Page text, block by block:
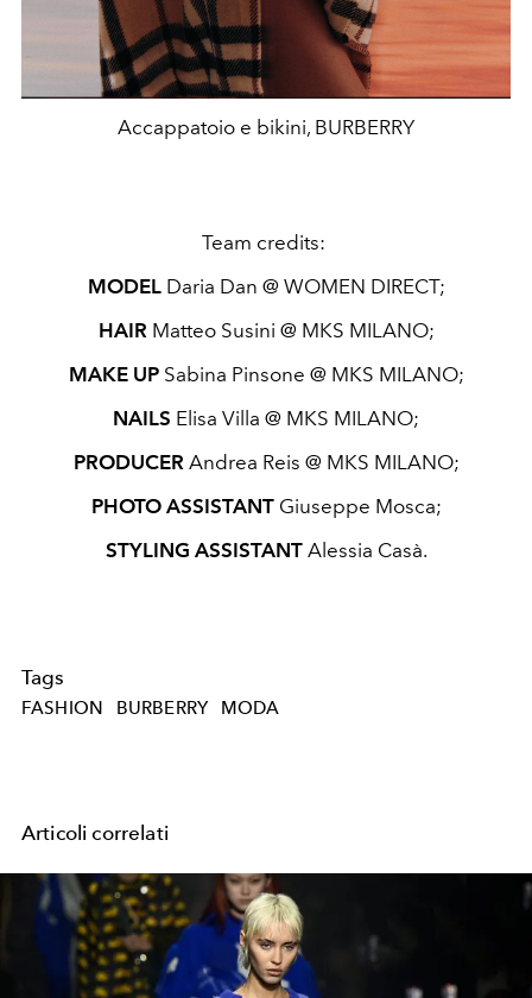
Accappatoio e bikini, BURBERRY
Team credits:
MODELDaria Dan @ WOMEN DIRECT;
HAIRMatteo Susini @ MKS MILANO;
MAKE UPSabina Pinsone @ MKS MILANO;
NAILS Elisa Villa @ MKS MILANO;
PRODUCERAndrea Reis @ MKS MILANO;
PHOTO ASSISTANTGiuseppe Mosca;
STYLING ASSISTANT Alessia Casà.
Tags
FASHION BURBERRY MODA
Articoli correlati